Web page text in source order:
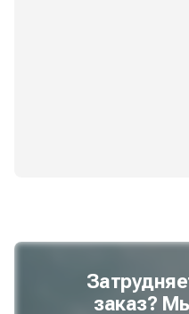
заказ?